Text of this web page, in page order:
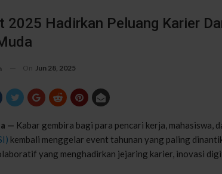
2025 Hadirkan Peluang Karier
On Jun 28, 2025
— Kabar gembira bagi para pencari kerja, mahasiswa,
kembali menggelar event tahunan yang paling
yang menghadirkan jejaring karier, inovasi